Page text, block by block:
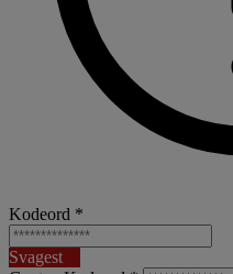
Kodeord *
Svagest